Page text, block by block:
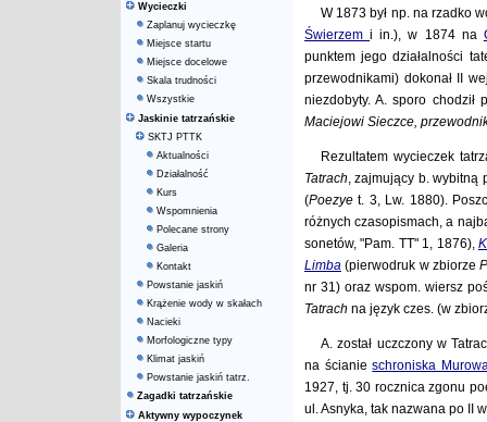
Wycieczki
Zaplanuj wycieczkę
Miejsce startu
Miejsce docelowe
Skala trudności
Wszystkie
Jaskinie tatrzańskie
SKTJ PTTK
Aktualności
Działalność
Kurs
Wspomnienia
Polecane strony
Galeria
Kontakt
Powstanie jaskiń
Krążenie wody w skałach
Nacieki
Morfologiczne typy
Klimat jaskiń
Powstanie jaskiń tatrz.
Zagadki tatrzańskie
Aktywny wypoczynek
W 1873 był np. na rzadko
Świerzemi in.), w 1874 na
punktem jego działalności
przewodnikami) dokonał II
niezdobyty. A. sporo chodził
Maciejowi Sieczce,
Rezultatem wycieczek
Tatrach, zajmujący b. wybitną
(Poezye t. 3, Lw. 1880).
różnych czasopismach, a
sonetów, "Pam. TT" 1, 1876),
Limba (pierwodruk w zbiorze
nr 31) oraz wspom. wiersz
Tatrach na język czes. (w
A. został uczczony w
na ścianieschroniska
1927, tj. 30 rocznica zgonu
ul. Asnyka, tak nazwana po II